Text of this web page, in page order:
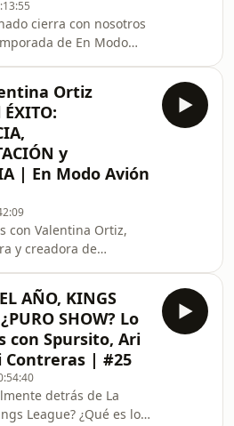
Hija de la Caridad,
director de la Cocina
hasta el final!
cierra con nosotros
de En Modo
juntos, pero antes
Sergio sobre su
sus primeros
hasta liderar su
de fitness. Y
puso a prueba
nuestros límites… y
ropa de deporte
Ortiz
y
| En Modo Avión
con Valentina Ortiz,
y creadora de
su vida y cómo
fue la clave
todo.También
primeros pasos en
negocios y de cómo
su vida. ¿Sabías que
campeona de
su país? 🏋️¡Escucha
AÑO, KINGS
SHOW? Lo
con Spursito, Ari
Contreras | #25
detrás de La
League? ¿Qué es lo